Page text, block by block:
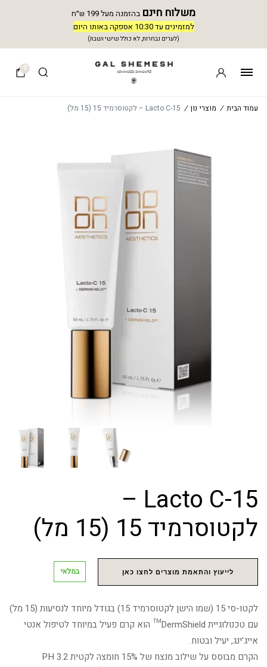
משלוח חינם בהזמנה מעל 199 ש״ח
למזמינים עד 10:30 אספקה באותו היום
(לערים נבחרות, לא כולל שישי ושבת)
0
עמוד הבית / מוצרי נון / Lacto C-15 – לקטוסרמיד 15 (15 מל)
Lacto C-15 –
לקטוסרמיד 15 (15 מל)
לייעוץ והתאמת מוצרים לחצו כאן במלאי
לקטו-סי 15 (שמו הישן לקטוסרמיד 15) בגודל מיוחד לנסיעות (15 מל)
עם טכנולוגיית DermShield™ הוא קרם פעיל במיוחד לטיפול אנטי
אייג’ינג, יעיל ובטוח.
הקרם מבוסס על שילוב מנצח של 15% חומצה לקטית 3.2 PH